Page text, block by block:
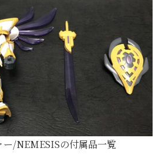
ー/NEMESISの付属品一覧